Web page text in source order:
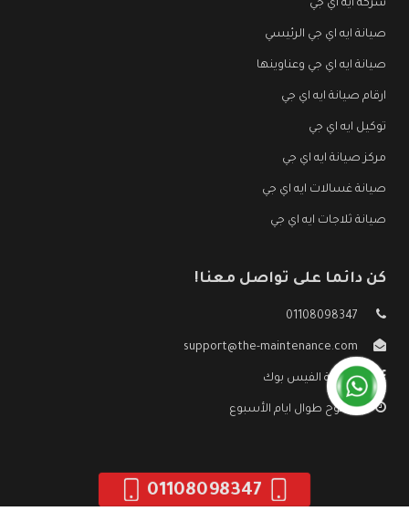
شركة ايه اي جي
صيانة ايه اي جي الرئيسي
صيانة ايه اي جي وعناوينها
ارقام صيانة ايه اي جي
توكيل ايه اي جي
مركز صيانة ايه اي جي
صيانة غسالات ايه اي جي
صيانة ثلاجات ايه اي جي
كن دائما على تواصل معنا!
01108098347
support@the-maintenance.com
صفحة الفيس بوك
مفتوح طوال ايام الأسبوع
01108098347